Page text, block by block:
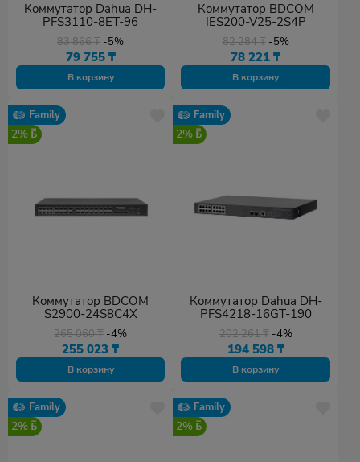
Коммутатор Dahua DH-
PFS3110-8ET-96
83 866₸ -5%
79 755 ₸
В корзину
Коммутатор BDCOM
IES200-V25-2S4P
82 284₸ -5%
78 221₸
В корзину
Family
2%
Коммутатор BDCOM
S2900-24S8C4X
265 060₸ -4%
255 023₸
В корзину
Family
2%
Коммутатор Dahua DH-
PFS4218-16GT-190
202 261₸ -4%
194 598 ₸
В корзину
Family
2%
Family
2%